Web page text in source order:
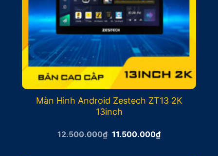
Màn Hình Android Zestech ZT13 2K
13inch
12.500.000₫ Giá
11.500.000₫Giá
hiện